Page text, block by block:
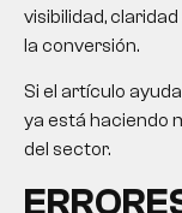
visibilidad,
la conversión.
Si el artículo
ya está haciendo
del sector.